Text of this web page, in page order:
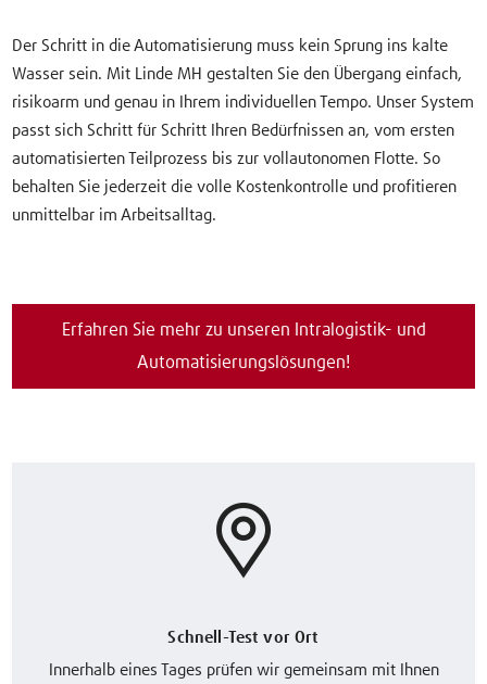
Der Schritt in die Automatisierung muss kein Sprung ins kalte
Wasser sein. Mit Linde MH gestalten Sie den Übergang einfach,
risikoarm und genau in Ihrem individuellen Tempo. Unser System
passt sich Schritt für Schritt Ihren Bedürfnissen an, vom ersten
automatisierten Teilprozess bis zur vollautonomen Flotte. So
behalten Sie jederzeit die volle Kostenkontrolle und profitieren
unmittelbar im Arbeitsalltag.
Erfahren Sie mehr zu unseren Intralogistik- und
Automatisierungslösungen!
Schnell-Test vor Ort
Innerhalb eines Tages prüfen wir gemeinsam mit Ihnen